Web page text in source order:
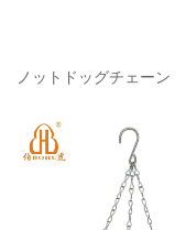
ノットドッグチェーン